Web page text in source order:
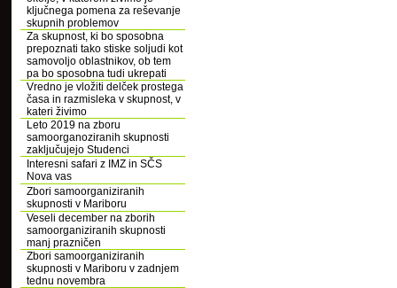
ključnega pomena za reševanje
skupnih problemov
Za skupnost, ki bo sposobna
prepoznati tako stiske soljudi kot
samovoljo oblastnikov, ob tem
pa bo sposobna tudi ukrepati
Vredno je vložiti delček prostega
časa in razmisleka v skupnost, v
kateri živimo
Leto 2019 na zboru
samoorganoziranih skupnosti
zaključujejo Studenci
Interesni safari z IMZ in SČS
Nova vas
Zbori samoorganiziranih
skupnosti v Mariboru
Veseli december na zborih
samoorganiziranih skupnosti
manj prazničen
Zbori samoorganiziranih
skupnosti v Mariboru v zadnjem
tednu novembra